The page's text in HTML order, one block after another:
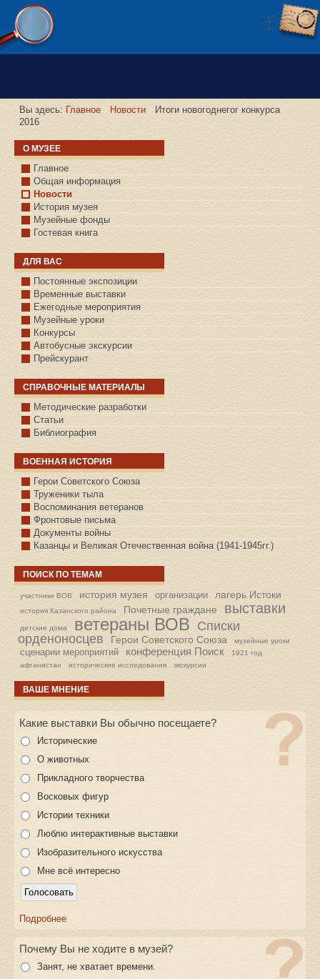
Версия сайта для слабовидящих
Вы здесь: Главное Новости
Итоги новогоднегог конкурса
2016
О МУЗЕЕ
Главное
Общая информация
Новости
История музея
Музейные фонды
Гостевая книга
ДЛЯ ВАС
Постоянные экспозиции
Временные выставки
Ежегодные мероприятия
Музейные уроки
Конкурсы
Автобусные экскурсии
Прейскурант
СПРАВОЧНЫЕ МАТЕРИАЛЫ
Методические разработки
Статьи
Библиография
ВОЕННАЯ ИСТОРИЯ
С.КАЗАНСКОЕ
Герои Советского Союза
Труженики тыла
Воспоминания ветеранов
Фронтовые письма
Документы войны
Казанцы и Великая Отечественная война (1941-1945гг.)
ПОИСК ПО ТЕМАМ
участники ВОВ история музея организации лагерь Истоки
история Казанского района Почетные граждане выставки
детские дома ветераны ВОВ Списки
орденоносцев
Герои Советского Союза музейные уроки
сценарии мероприятий конференция Поиск
1921 год
афганистан
исторические исследования экскурсии
ВАШЕ МНЕНИЕ
Какие выставки Вы обычно посещаете?
Исторические
О животных
Прикладного творчества
Восковых фигур
Истории техники
Люблю интерактивные выставки
Изобразительного искусства
Мне всё интересно
Подробнее
Почему Вы не ходите в музей?
Занят, не хватает времени.